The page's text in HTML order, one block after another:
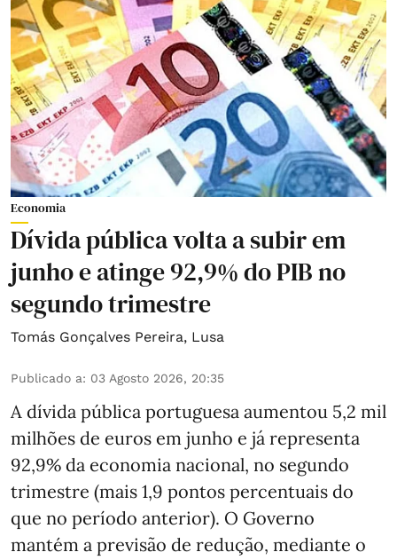
Economia
Dívida pública volta a subir em
junho e atinge 92,9% do PIB no
segundo trimestre
Tomás Gonçalves Pereira, Lusa
Publicado a: 03 Agosto 2026, 20:35
A dívida pública portuguesa aumentou 5,2 mil
milhões de euros em junho e já representa
92,9% da economia nacional, no segundo
trimestre (mais 1,9 pontos percentuais do
que no período anterior). O Governo
mantém a previsão de redução, mediante o